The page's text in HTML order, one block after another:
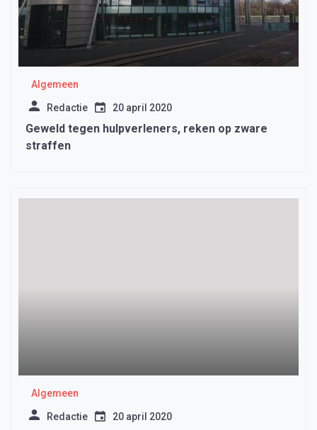
Algemeen
Redactie 20 april 2020
Geweld tegen hulpverleners, reken op zware
straffen
Algemeen
Redactie 20 april 2020